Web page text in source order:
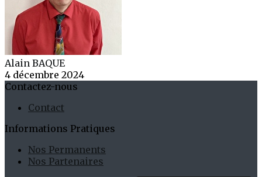
Alain BAQUE
4 décembre 2024
Contactez-nous
Contact
Informations Pratiques
Nos Permanents
Nos Partenaires